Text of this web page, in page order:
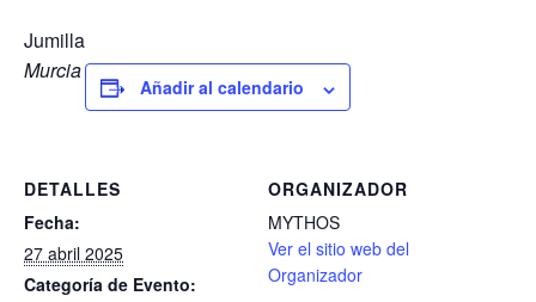
Jumilla
Murcia
Añadir al calendario
DETALLES
Fecha:
27 abril 2025
Categoría de Evento:
ORGANIZADOR
MYTHOS
Ver el sitio web del
Organizador